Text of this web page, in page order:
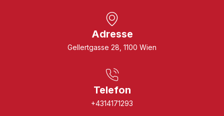
Adresse
Gellertgasse 28, 1100 Wien
Telefon
+4314171293